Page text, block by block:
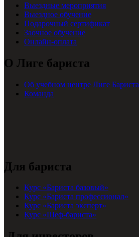
Выездные мероприятия
Выездное обучение
Подарочный сертификат
Заочное обучение
Онлайн-оплата
О Лиге бариста
Об учебном центре Лиге Бариста
Команда
Для бариста
Курс «Бариста базовый»
Курс «Бариста профессионал»
Курс «Бариста эксперт»
Курс «Шеф-бариста»